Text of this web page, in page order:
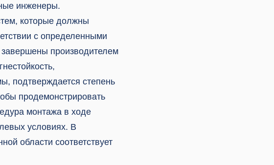
инженеры.
которые должны
с определенными
производителем
подтверждается степень
продемонстрировать
монтажа в ходе
условиях. В
области соответствует